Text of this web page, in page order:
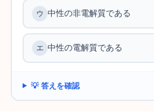
中性の非電解質である
中性の電解質である
💡 答えを確認